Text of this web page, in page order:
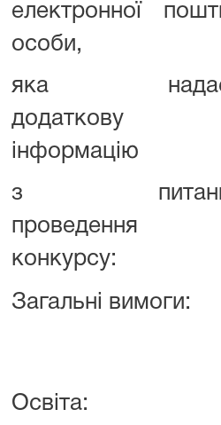
електронної
особи,
яка
додаткову
інформацію
з
проведення
конкурсу:
Загальні вимоги:
Освіта: